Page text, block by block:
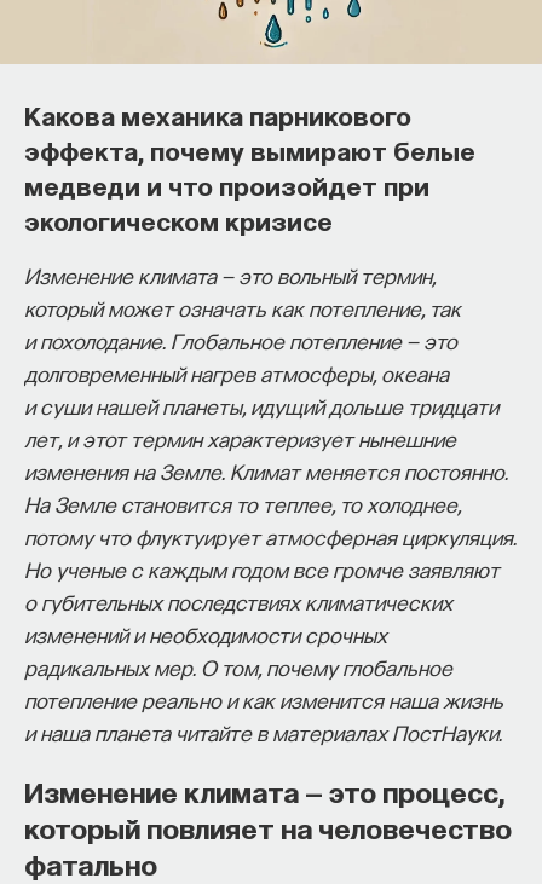
Какова механика парникового
эффекта, почему вымирают белые
медведи и что произойдет при
экологическом кризисе
Изменение климата — это вольный термин,
который может означать как потепление, так
и похолодание. Глобальное потепление — это
долговременный нагрев атмосферы, океана
и суши нашей планеты, идущий дольше тридцати
лет, и этот термин характеризует нынешние
изменения на Земле. Климат меняется постоянно.
На Земле становится то теплее, то холоднее,
потому что флуктуирует атмосферная циркуляция.
Но ученые с каждым годом все громче заявляют
о губительных последствиях климатических
изменений и необходимости срочных
радикальных мер. О том, почему глобальное
потепление реально и как изменится наша жизнь
и наша планета читайте в материалах ПостНауки.
Изменение климата — это процесс,
который повлияет на человечество
фатально
Как философия помогает составлять
о происходящем в мире?
Как философия помогает понять мир, в котором
представления об окружающей
действительности и познавать самого себя?
Ответы на эти и другие вопросы можно найти,
записавшисьна курс «Философский поиск:
начала».
Слушатели курса убедятся в том, что
философский поиск — это не только каскад
занимательных головоломок, но и набор
инструментов, жизненно необходимых для
современного человека.
Пройдя этот курс, вы:
— Овладеете ключевыми для независимого
мышления навыками: научитесь критически
воспринимать информацию и логично
зрения.
— Узнаете, как философия отвечает
на основополагающие вопросы человечества: что